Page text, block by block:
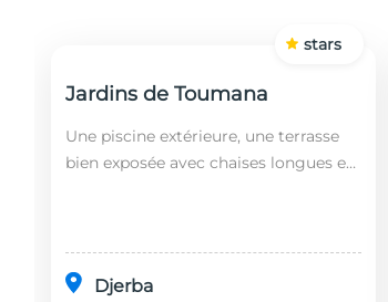
Jardins de Toumana
Une piscine extérieure, une terrasse
bien exposée avec chaises longues et
Djerba
stars